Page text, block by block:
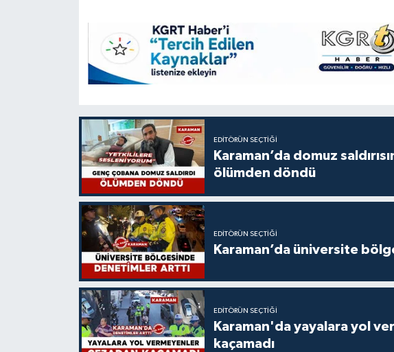
EDITÖRÜN SEÇTIĞI
Karaman’da domuz
ölümden döndü
EDITÖRÜN SEÇTIĞI
Karaman’da üniversite
EDITÖRÜN SEÇTIĞI
Karaman'da yayalara yol
kaçamadı